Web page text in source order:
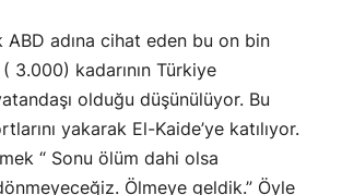
adına cihat eden bu on bin
3.000) kadarının Türkiye
olduğu düşünülüyor. Bu
yakarak El-Kaide’ye katılıyor.
“ Sonu ölüm dahi olsa
Ölmeye geldik.” Öyle